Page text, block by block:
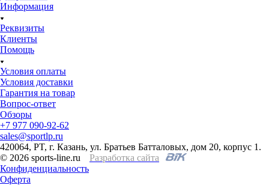
Информация
Реквизиты
Клиенты
Помощь
Условия оплаты
Условия доставки
Гарантия на товар
Вопрос-ответ
Обзоры
+7 977 090-92-62
sales@sportlp.ru
420064, PT, г. Казань, ул. Братьев Батталовых, дом 20, корпус 1.
© 2026 sports-line.ru
Разработка сайта
Конфиденциальность
Оферта